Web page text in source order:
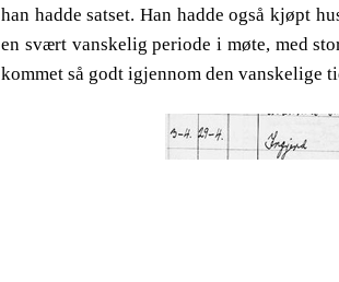
han hadde satset. Han hadde også kjøpt
en svært vanskelig periode i møte, med
kommet så godt igjennom den vanskelige